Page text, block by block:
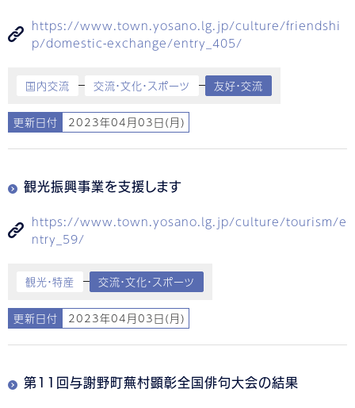
https://www.town.yosano.lg.jp/culture/friendshi
p/domestic-exchange/entry_405/
国内交流 交流・文化・スポーツ 友好・交流
更新日付 2023年04月03日(月)
観光振興事業を支援します
https://www.town.yosano.lg.jp/culture/tourism/e
ntry_59/
観光・特産 交流・文化・スポーツ
更新日付 2023年04月03日(月)
第11回与謝野町蕪村顕彰全国俳句大会の結果